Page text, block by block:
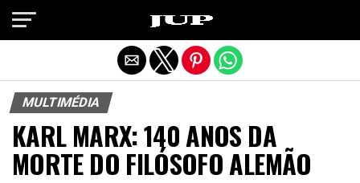
MULTIMÉDIA
KARL MARX: 140 ANOS DA
MORTE DO FILÓSOFO ALEMÃO
Exit mobile version